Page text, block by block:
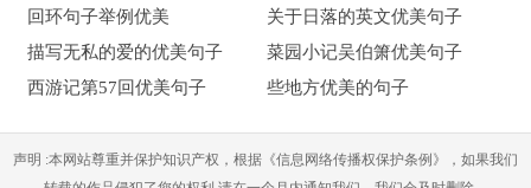
全，让出一片理解。
回环句子举例优美
关于日落的英文优美句子
描写无私的爱的优美句子
菜园小记吴伯箫优美句子
西游记第57回优美句子
些地方优美的句子
声明 :本网站尊重并保护知识产权，根据《信息网络传播权保护条例》，如果我们